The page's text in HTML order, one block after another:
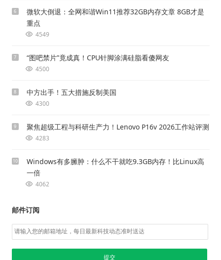
6
微软大倒退：全网和谐Win11推荐32GB内存文章 8GB才是
重点
4549
7 “图吧禁片”竟成真！CPU针脚涂满硅脂看傻网友
4500
8 中方出手！五大措施反制美国
4300
9 聚焦超级工程与科研生产力！Lenovo P16v 2026工作站评测
4283
10
Windows有多臃肿：什么不干就吃9.3GB内存！比Linux高
一倍
4062
邮件订阅